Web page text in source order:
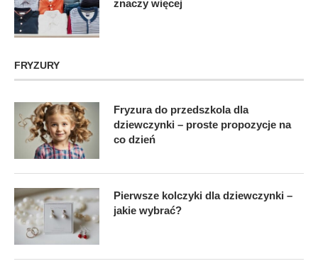
znaczy więcej
FRYZURY
Fryzura do przedszkola dla
dziewczynki – proste propozycje na
co dzień
Pierwsze kolczyki dla dziewczynki –
jakie wybrać?